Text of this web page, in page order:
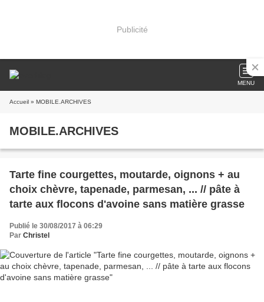
Publicité
MENU
Accueil » MOBILE.ARCHIVES
MOBILE.ARCHIVES
Tarte fine courgettes, moutarde, oignons + au
choix chèvre, tapenade, parmesan, ... // pâte à
tarte aux flocons d'avoine sans matière grasse
Publié le 30/08/2017 à 06:29
Par Christel